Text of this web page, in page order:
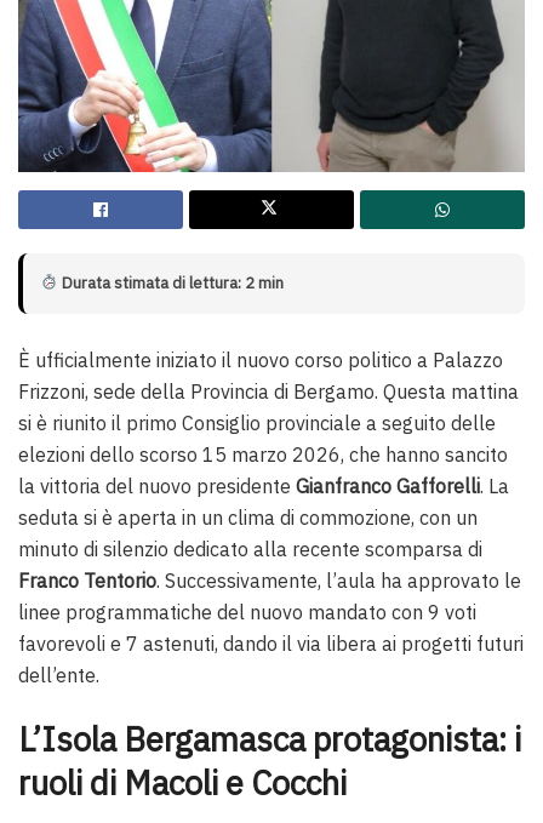
Durata stimata di lettura: 2 min
È ufficialmente iniziato il nuovo corso politico a Palazzo
Frizzoni, sede della Provincia di Bergamo. Questa mattina
si è riunito il primo Consiglio provinciale a seguito delle
elezioni dello scorso 15 marzo 2026, che hanno sancito
la vittoria del nuovo presidente Gianfranco Gafforelli. La
seduta si è aperta in un clima di commozione, con un
minuto di silenzio dedicato alla recente scomparsa di
Franco Tentorio. Successivamente, l’aula ha approvato le
linee programmatiche del nuovo mandato con 9 voti
favorevoli e 7 astenuti, dando il via libera ai progetti futuri
dell’ente.
L’Isola Bergamasca protagonista: i
ruoli di Macoli e Cocchi